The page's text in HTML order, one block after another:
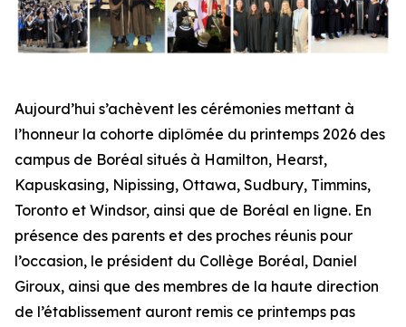
Aujourd’hui s’achèvent les cérémonies mettant à
l’honneur la cohorte diplômée du printemps 2026 des
campus de Boréal situés à Hamilton, Hearst,
Kapuskasing, Nipissing, Ottawa, Sudbury, Timmins,
Toronto et Windsor, ainsi que de Boréal en ligne. En
présence des parents et des proches réunis pour
l’occasion, le président du Collège Boréal, Daniel
Giroux, ainsi que des membres de la haute direction
de l’établissement auront remis ce printemps pas